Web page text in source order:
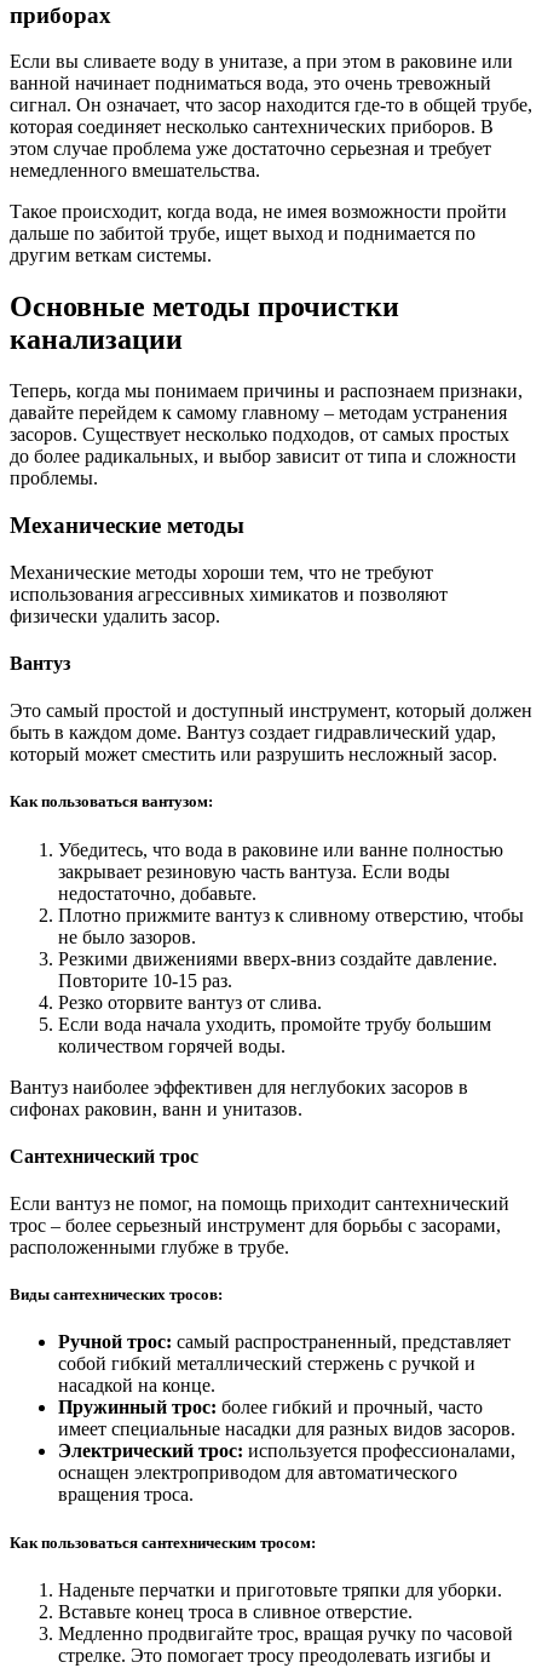
приборах
Если вы сливаете воду в унитазе, а при этом в раковине или
ванной начинает подниматься вода, это очень тревожный
сигнал. Он означает, что засор находится где-то в общей трубе,
которая соединяет несколько сантехнических приборов. В
этом случае проблема уже достаточно серьезная и требует
немедленного вмешательства.
Такое происходит, когда вода, не имея возможности пройти
дальше по забитой трубе, ищет выход и поднимается по
другим веткам системы.
Основные методы прочистки
канализации
Теперь, когда мы понимаем причины и распознаем признаки,
давайте перейдем к самому главному – методам устранения
засоров. Существует несколько подходов, от самых простых
до более радикальных, и выбор зависит от типа и сложности
проблемы.
Механические методы
Механические методы хороши тем, что не требуют
использования агрессивных химикатов и позволяют
физически удалить засор.
Вантуз
Это самый простой и доступный инструмент, который должен
быть в каждом доме. Вантуз создает гидравлический удар,
который может сместить или разрушить несложный засор.
Как пользоваться вантузом:
Убедитесь, что вода в раковине или ванне полностью
закрывает резиновую часть вантуза. Если воды
недостаточно, добавьте.
Плотно прижмите вантуз к сливному отверстию, чтобы
не было зазоров.
Резкими движениями вверх-вниз создайте давление.
Повторите 10-15 раз.
Резко оторвите вантуз от слива.
Если вода начала уходить, промойте трубу большим
количеством горячей воды.
Вантуз наиболее эффективен для неглубоких засоров в
сифонах раковин, ванн и унитазов.
Сантехнический трос
Если вантуз не помог, на помощь приходит сантехнический
трос – более серьезный инструмент для борьбы с засорами,
расположенными глубже в трубе.
Виды сантехнических тросов:
Ручной трос: самый распространенный, представляет
собой гибкий металлический стержень с ручкой и
насадкой на конце.
Пружинный трос: более гибкий и прочный, часто
имеет специальные насадки для разных видов засоров.
Электрический трос: используется профессионалами,
оснащен электроприводом для автоматического
вращения троса.
Как пользоваться сантехническим тросом:
Наденьте перчатки и приготовьте тряпки для уборки.
Вставьте конец троса в сливное отверстие.
Медленно продвигайте трос, вращая ручку по часовой
стрелке. Это помогает тросу преодолевать изгибы и